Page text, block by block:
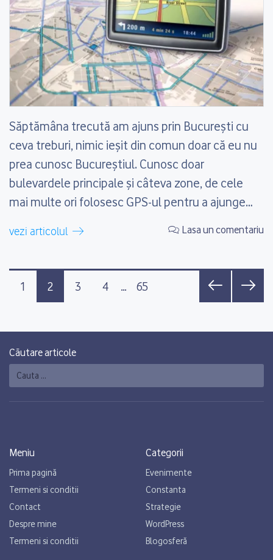
Săptămâna trecută am ajuns prin București cu
ceva treburi, nimic ieșit din comun doar că eu nu
prea cunosc Bucureștiul. Cunosc doar
bulevardele principale și câteva zone, de cele
mai multe ori folosesc GPS-ul pentru a ajunge
aveam telefonul spart, am scris aici. Un GPS îmi
vezi articolul Lasa un comentariu
Posts navigation
1 2 3 4 … 65
Căutare articole
Caută
Meniu
Prima pagină
Termeni si conditii
Contact
Despre mine
Termeni si conditii
Categorii
Evenimente
Constanta
Strategie
WordPress
Blogosferă